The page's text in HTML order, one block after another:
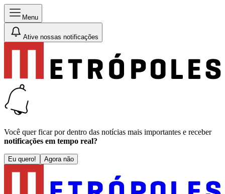
Menu
Ative nossas notificações
Você quer ficar por dentro das notícias mais importantes e receber
notificações em tempo real?
Eu quero! Agora não